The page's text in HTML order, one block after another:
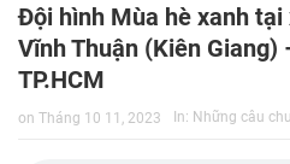
Đội hình Mùa hè xanh tại
Vĩnh Thuận (Kiên
TP.HCM
on Tháng 10 11, 2023 In: Những câu